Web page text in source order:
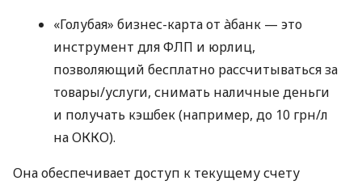
«Голубая» бизнес-карта от àбанк — это
инструмент для ФЛП и юрлиц,
позволяющий бесплатно рассчитываться за
товары/услуги, снимать наличные деньги
и получать кэшбек (например, до 10 грн/л
на ОККО).
Она обеспечивает доступ к текущему счету